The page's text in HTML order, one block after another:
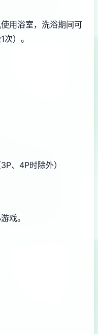
用浴室，洗浴期间可
）。
、4P时除外）
戏。